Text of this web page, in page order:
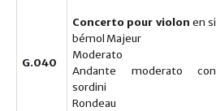
G.040
Concerto pour violon en si
bémol Majeur
Moderato
Andante moderato con
sordini
Rondeau